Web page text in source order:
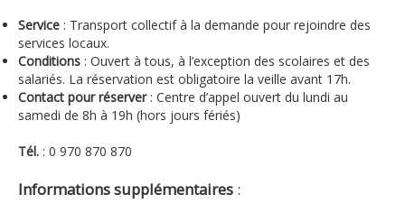
Service : Transport collectif à la demande pour rejoindre des
services locaux.
Conditions : Ouvert à tous, à l’exception des scolaires et des
salariés. La réservation est obligatoire la veille avant 17h.
Contact pour réserver: Centre d’appel ouvert du lundi au
samedi de 8h à 19h (hors jours fériés)
Tél. : 0 970 870 870
Informations supplémentaires :